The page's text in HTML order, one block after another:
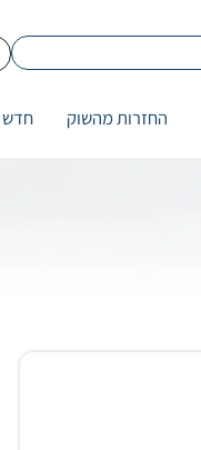
החזרות מהשוק